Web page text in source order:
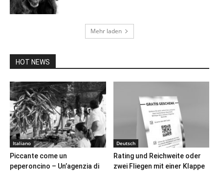
Mehr laden
HOT NEWS
Italiano
Piccante come un
peperoncino – Un’agenzia di
Deutsch
Rating und Reichweite oder
zwei Fliegen mit einer Klappe